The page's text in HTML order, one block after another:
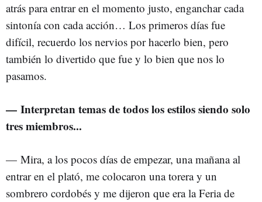
atrás para entrar en el momento justo, enganchar cada
sintonía con cada acción… Los primeros días fue
difícil, recuerdo los nervios por hacerlo bien, pero
también lo divertido que fue y lo bien que nos lo
pasamos.
— Interpretan temas de todos los estilos siendo solo
tres miembros...
— Mira, a los pocos días de empezar, una mañana al
entrar en el plató, me colocaron una torera y un
sombrero cordobés y me dijeron que era la Feria de